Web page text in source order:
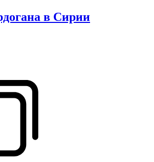
в Сирии